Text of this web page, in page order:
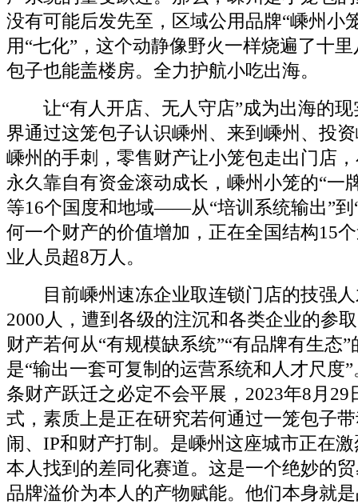
没有可能后发先至，区域公用品牌“嵊州小
用“七化”，这个动静像野火一样烧遍了十
包子也能盖楼房。全力护航小吃出海。
让“有人开店、无人守店”成为出海的现
界通过这笼包子认识嵊州、来到嵊州、投
嵊州的手刺，零售财产让小笼包走出门店
永久靠自有资金滚动成长，嵊州小笼的“一
等16个国度和地域——从“培训系统输出”到
何一个财产的价值增加，正在全国结构15
业人员超8万人。
目前嵊州速冻企业取连锁门店的技强人
2000人，遭到各级的注沉和各类企业的参
财产若何从“有规模缺系统”“有品牌有生态
是“输出一套可复制的运营系统和人才尺度
条财产跃迁之必定不会平展，2023年8月29
式，素质上是正在研究若何通过一笼包子
闹、IP和财产打制。是嵊州这座城市正在
本人找到的差同化赛道。这是一个绝妙的
品牌溢价为本人的产物赋能。他们本身就